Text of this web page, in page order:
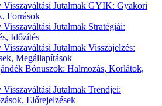
Visszaváltási Jutalmak GYIK: Gyakori
Források
Jutalmak Stratégiái:
Időzítés
Jutalmak Visszajelzés:
Megállapítások
Bónuszok: Halmozás, Korlátok,
Jutalmak Trendjei:
Előrejelzések